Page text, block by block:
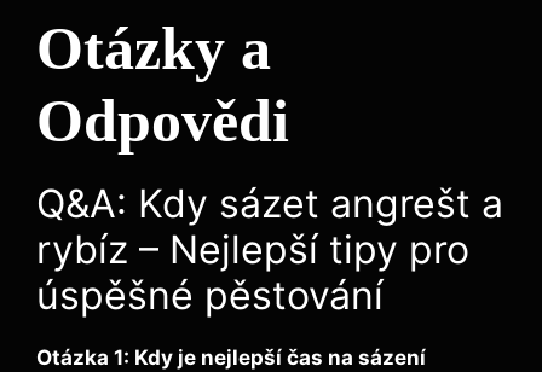
Otázky a
Odpovědi
Q&A: Kdy sázet angrešt a
rybíz – Nejlepší tipy pro
úspěšné pěstování
Otázka 1: Kdy je nejlepší čas na sázení